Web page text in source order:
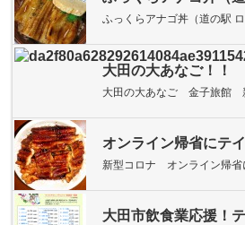
ふっくらアナゴ丼（道の駅
大田の大あなご！！
大田の大あなご 金子旅館
オンライン帰省にテ
新型コロナ オンライン帰